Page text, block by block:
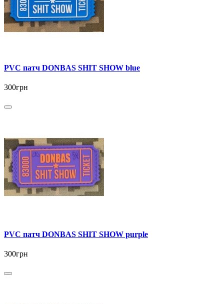
PVC патч DONBAS SHIT SHOW blue
300грн
PVC патч DONBAS SHIT SHOW purple
300грн